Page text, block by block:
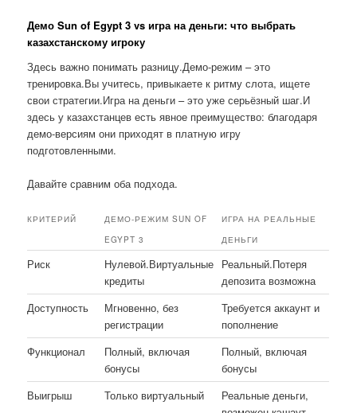
Демо Sun of Egypt 3 vs игра на деньги: что выбрать
казахстанскому игроку
Здесь важно понимать разницу.Демо-режим – это
тренировка.Вы учитесь, привыкаете к ритму слота, ищете
свои стратегии.Игра на деньги – это уже серьёзный шаг.И
здесь у казахстанцев есть явное преимущество: благодаря
демо-версиям они приходят в платную игру
подготовленными.
Давайте сравним оба подхода.
КРИТЕРИЙ
ДЕМО-РЕЖИМ SUN OF
EGYPT 3
ИГРА НА РЕАЛЬНЫЕ
ДЕНЬГИ
Риск
Нулевой.Виртуальные
кредиты
Реальный.Потеря
депозита возможна
Доступность
Мгновенно, без
регистрации
Требуется аккаунт и
пополнение
Функционал
Полный, включая
бонусы
Полный, включая
бонусы
Выигрыш
Только виртуальный
Реальные деньги,